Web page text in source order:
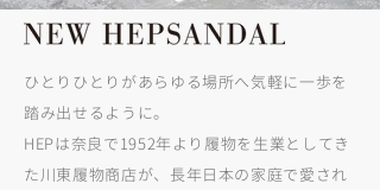
ひとりひとりがあらゆる場所へ気軽に一歩を
踏み出せるように。
HEPは奈良で1952年より履物を生業としてき
た川東履物商店が、長年日本の家庭で愛され